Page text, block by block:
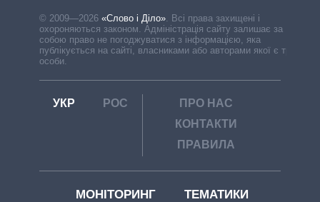
© 2009—2026 «Слово і Діло»
Всі права захищені і
охороняються законом. Адміністрація сайту залишає за
собою право не погоджуватися з інформацією, яка
публікується на сайті, власниками або авторами якої є треті
особи.
УКР РОС
ПРО НАС
КОНТАКТИ
ПРАВИЛА
МОНІТОРИНГ ТЕМАТИКИ